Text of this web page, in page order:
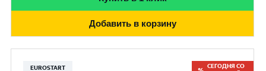
Добавить в корзину
EUROSTART
СЕГОДНЯ СО